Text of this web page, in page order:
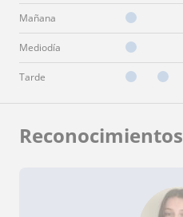
Mañana
Mediodía
Tarde
Reconocimientos